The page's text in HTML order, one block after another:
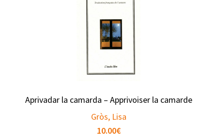
Aprivadar la camarda – Apprivoiser la camarde
Gròs, Lisa
10.00€